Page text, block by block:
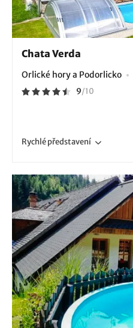
Chata Verda
Orlické hory a Podorlicko
9/10
Rychlépředstavení